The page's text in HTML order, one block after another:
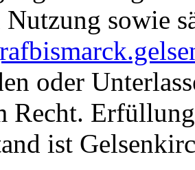
Nutzung sowie
oder
Recht.
ist